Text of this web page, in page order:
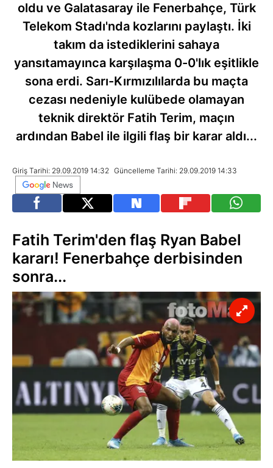
oldu ve Galatasaray ile Fenerbahçe, Türk
Telekom Stadı'nda kozlarını paylaştı. İki
takım da istediklerini sahaya
yansıtamayınca karşılaşma 0-0'lık eşitlikle
sona erdi. Sarı-Kırmızılılarda bu maçta
cezası nedeniyle kulübede olamayan
teknik direktör Fatih Terim, maçın
ardından Babel ile ilgili flaş bir karar aldı...
Giriş Tarihi: 29.09.2019 14:32 Güncelleme Tarihi: 29.09.2019 14:33
Fatih Terim'den flaş Ryan Babel
kararı! Fenerbahçe derbisinden
sonra...